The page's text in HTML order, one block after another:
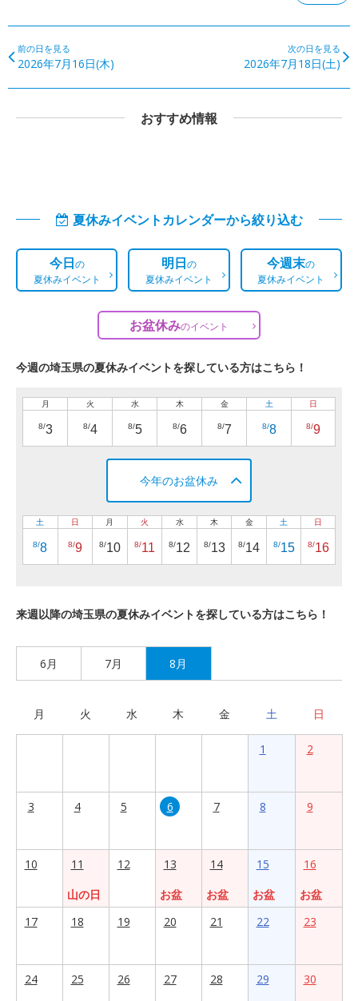
前の日を見る
2026年7月16日(木)
次の日を見る
2026年7月18日(土)
おすすめ情報
夏休みイベントカレンダーから絞り込む
今日の
夏休みイベント
明日の
夏休みイベント
今週末の
夏休みイベント
お盆休みのイベント
今週の埼玉県の夏休みイベントを探している方はこちら！
月
8/3
火
8/4
水
8/5
木
8/6
金
8/7
土
8/8
日
8/9
今年のお盆休み
土
8/8
日
8/9
月
8/10
火
8/11
水
8/12
木
8/13
金
8/14
土
8/15
日
8/16
来週以降の埼玉県の夏休みイベントを探している方はこちら！
6月 7月 8月
月 火 水 木 金 土 日
1 2
3 4 5 6 7 8 9
10
11
山の日
12
13
お盆
14
お盆
15
お盆
16
お盆
17
18 19 20 21 22 23
24 25 26 27 28 29 30